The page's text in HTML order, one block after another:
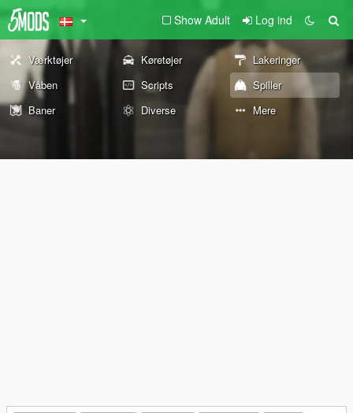
Show Adult Log ind
Værktøjer Køretøjer
Lakeringer
Våben
Scripts
Spiller
Baner
Diverse Mere